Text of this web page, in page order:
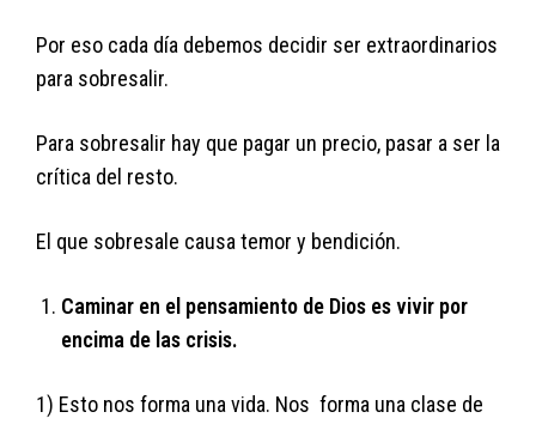
Por eso cada día debemos decidir ser extraordinarios
para sobresalir.
Para sobresalir hay que pagar un precio, pasar a ser la
crítica del resto.
El que sobresale causa temor y bendición.
Caminar en el pensamiento de Dios es vivir por
encima de las crisis.
1) Esto nos forma una vida. Nos forma una clase de